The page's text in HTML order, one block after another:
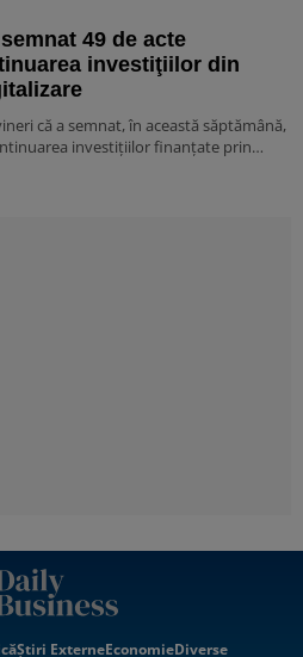
49 de acte
investiţiilor din
că a semnat, în această săptămână,
investiţiilor finanţate prin…
Știri ExterneEconomieDiverse